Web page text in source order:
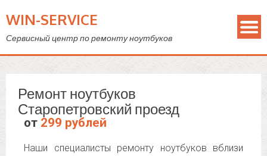
WIN-SERVICE
Сервисный центр по ремонту ноутбуков
Ремонт ноутбуков
Старопетровский проезд
от 299 рублей
Наши специалисты ремонту ноутбуков вблизи